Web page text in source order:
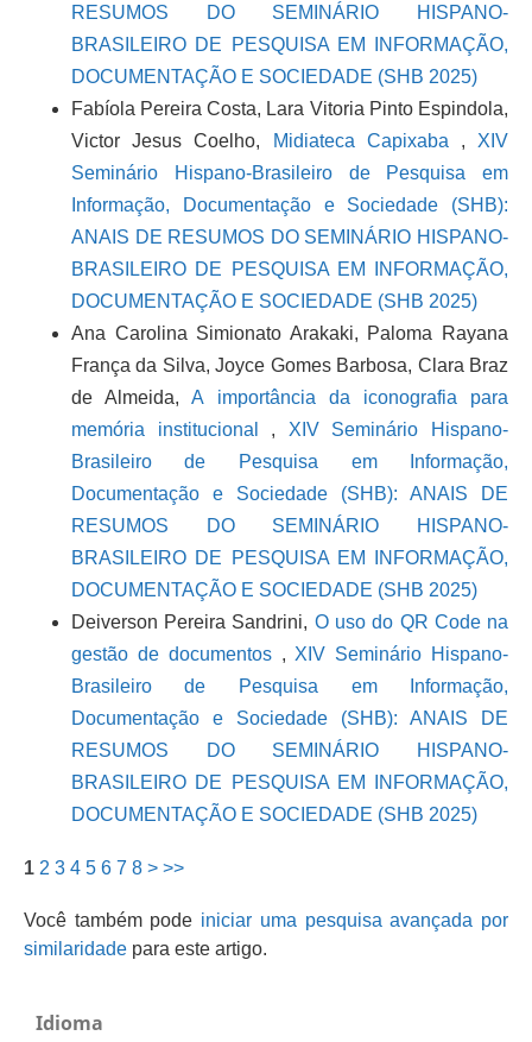
RESUMOS DO SEMINÁRIO HISPANO-
BRASILEIRO DE PESQUISA EM INFORMAÇÃO,
DOCUMENTAÇÃO E SOCIEDADE (SHB 2025)
Fabíola Pereira Costa, Lara Vitoria Pinto Espindola,
Victor Jesus Coelho,
Midiateca Capixaba , XIV
Seminário Hispano-Brasileiro de Pesquisa em
Informação, Documentação e Sociedade (SHB):
ANAIS DE RESUMOS DO SEMINÁRIO HISPANO-
BRASILEIRO DE PESQUISA EM INFORMAÇÃO,
DOCUMENTAÇÃO E SOCIEDADE (SHB 2025)
Ana Carolina Simionato Arakaki, Paloma Rayana
França da Silva, Joyce Gomes Barbosa, Clara Braz
de Almeida,A importância da iconografia para
memória institucional , XIV Seminário Hispano-
Brasileiro de Pesquisa em Informação,
Documentação e Sociedade (SHB): ANAIS DE
RESUMOS DO SEMINÁRIO HISPANO-
BRASILEIRO DE PESQUISA EM INFORMAÇÃO,
DOCUMENTAÇÃO E SOCIEDADE (SHB 2025)
Deiverson Pereira Sandrini, O uso do QR Code na
gestão de documentos , XIV Seminário Hispano-
Brasileiro de Pesquisa em Informação,
Documentação e Sociedade (SHB): ANAIS DE
RESUMOS DO SEMINÁRIO HISPANO-
BRASILEIRO DE PESQUISA EM INFORMAÇÃO,
DOCUMENTAÇÃO E SOCIEDADE (SHB 2025)
1 2 3 4 5 6 7 8 > >>
Você também pode iniciar uma pesquisa avançada por
similaridadepara este artigo.
Idioma